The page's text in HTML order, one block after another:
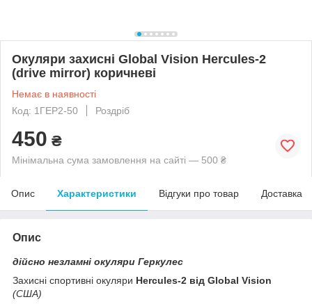
Окуляри захисні Global Vision Hercules-2
(drive mirror) коричневі
Немає в наявності
Код: 1ГЕР2-50
Роздріб
450 ₴
Мінімальна сума замовлення на сайті — 500 ₴
Опис Характеристики Відгуки про товар Доставка
Опис
дійсно незламні окуляри Геркулес
Захисні спортивні окуляри Hercules-2 від Global Vision
(США)